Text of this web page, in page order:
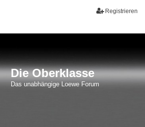
Registrieren
Die Oberklasse
Das unabhängige Loewe Forum